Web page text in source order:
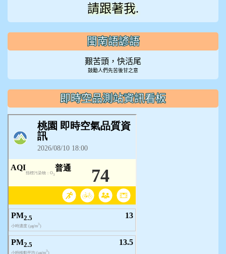
請跟著我.
閩南語諺語
艱苦頭，快活尾
鼓勵人們先苦後甘之意
即時空品測站資訊看板